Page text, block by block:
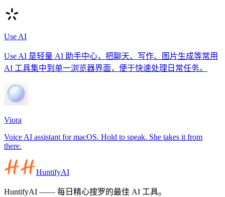
Use AI
Use AI 是轻量 AI 助手中心，把聊天、写作、图片生成等常用
AI 工具集中到单一浏览器界面，便于快速处理日常任务。
Viora
Voice AI assistant for macOS. Hold to speak. She takes it from
there.
HuntifyAI
HuntifyAI —— 每日精心搜罗的最佳 AI 工具。